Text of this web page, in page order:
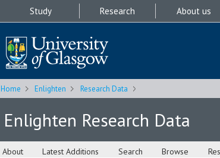
Study Research About us
Home Enlighten Research Data
Enlighten Research Data
About Latest Additions Search Browse